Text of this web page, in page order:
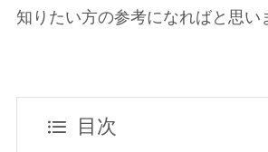
知りたい方の参考になればと思い
目次